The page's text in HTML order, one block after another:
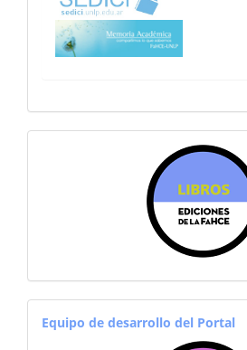
equiporevistas
Equipo de desarrollo del Portal